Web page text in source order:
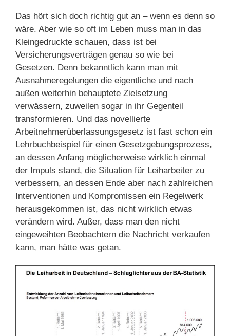
Das hört sich doch richtig gut an – wenn es denn so
wäre. Aber wie so oft im Leben muss man in das
Kleingedruckte schauen, dass ist bei
Versicherungsverträgen genau so wie bei
Gesetzen. Denn bekanntlich kann man mit
Ausnahmeregelungen die eigentliche und nach
außen weiterhin behauptete Zielsetzung
verwässern, zuweilen sogar in ihr Gegenteil
transformieren. Und das novellierte
Arbeitnehmerüberlassungsgesetz ist fast schon ein
Lehrbuchbeispiel für einen Gesetzgebungsprozess,
an dessen Anfang möglicherweise wirklich einmal
der Impuls stand, die Situation für Leiharbeiter zu
verbessern, an dessen Ende aber nach zahlreichen
Interventionen und Kompromissen ein Regelwerk
herausgekommen ist, das nicht wirklich etwas
verändern wird. Außer, dass man den nicht
eingeweihten Beobachtern die Nachricht verkaufen
kann, man hätte was getan.